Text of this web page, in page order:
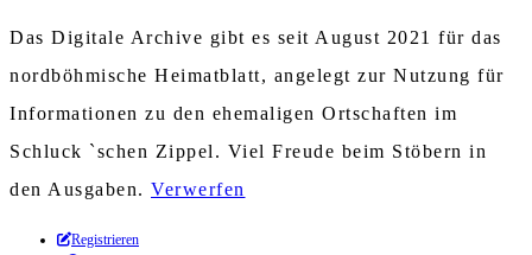
Das Digitale Archive gibt es seit August 2021 für das
nordböhmische Heimatblatt, angelegt zur Nutzung für
Informationen zu den ehemaligen Ortschaften im
Schluck `schen Zippel. Viel Freude beim Stöbern in
den Ausgaben. Verwerfen
Zum
Registrieren